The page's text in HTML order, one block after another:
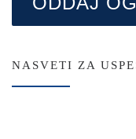
NASVETI ZA